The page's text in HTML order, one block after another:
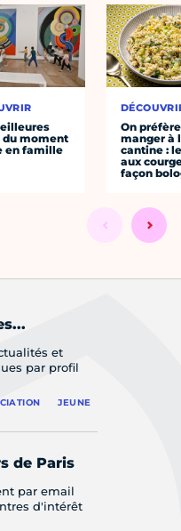
du moment
en famille
On préfère
manger à
cantine :
aux
façon
et
par profil
JEUNE
de Paris
par email
d'intérêt